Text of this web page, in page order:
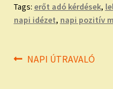
Tags: erőt adó kérdések,
napi idézet, napi pozitív
Bejegyzés
Previous
NAPI ÚTRAVALÓ